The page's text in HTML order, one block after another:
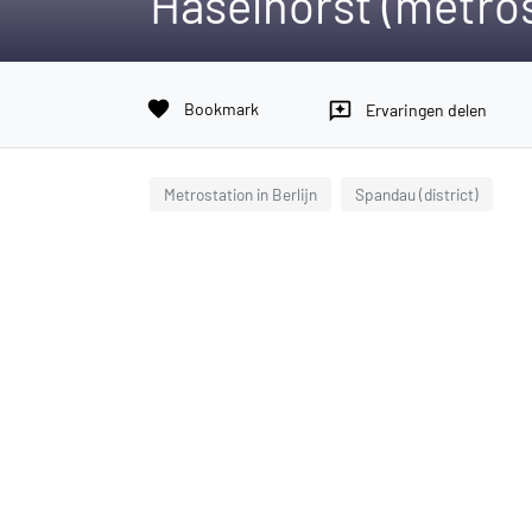
favorite Bookmark reviews Ervaringen delen
Metrostation in Berlijn Spandau (district)